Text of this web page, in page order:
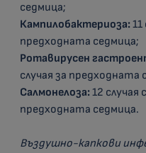
седмица;
Кампилобактериоза:11
предходната седмица;
Ротавирусен
случая за предходната
Салмонелоза:12 случая
предходната седмица.
Въздушно-капкови